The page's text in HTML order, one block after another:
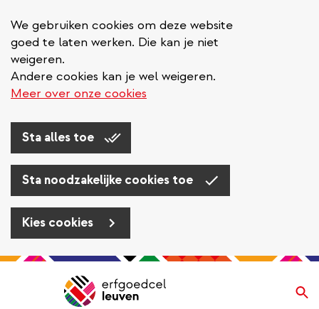
We gebruiken cookies om deze website
goed te laten werken. Die kan je niet
weigeren.
Andere cookies kan je wel weigeren.
Meer over onze cookies
Sta alles toe
Sta noodzakelijke cookies toe
Kies cookies
Overslaan
Navigatie